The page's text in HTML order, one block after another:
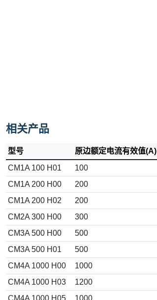
相关产品
型号 原边额定电流有效值(A)
CM1A 100 H01
100
CM1A 200 H00
200
CM1A 200 H02
200
CM2A 300 H00
300
CM3A 500 H00
500
CM3A 500 H01
500
CM4A 1000 H00
1000
CM4A 1000 H03
1200
CM4A 1000 H05
1000